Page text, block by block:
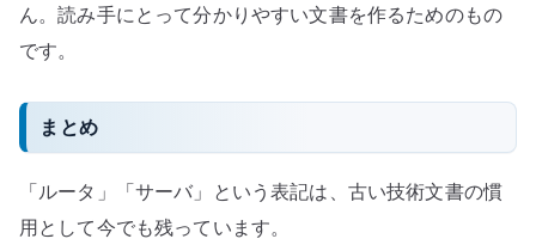
ん。読み手にとって分かりやすい文書を作るためのもの
です。
まとめ
「ルータ」「サーバ」という表記は、古い技術文書の慣
用として今でも残っています。